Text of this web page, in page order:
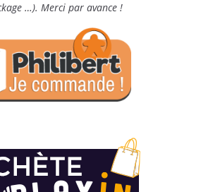
…). Merci par avance !